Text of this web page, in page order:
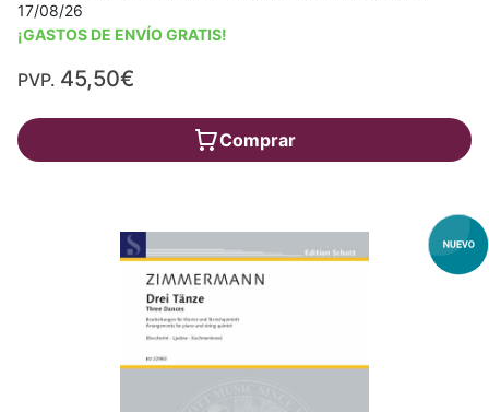
17/08/26
¡GASTOS DE ENVÍO GRATIS!
PVP. 45,50€
Comprar